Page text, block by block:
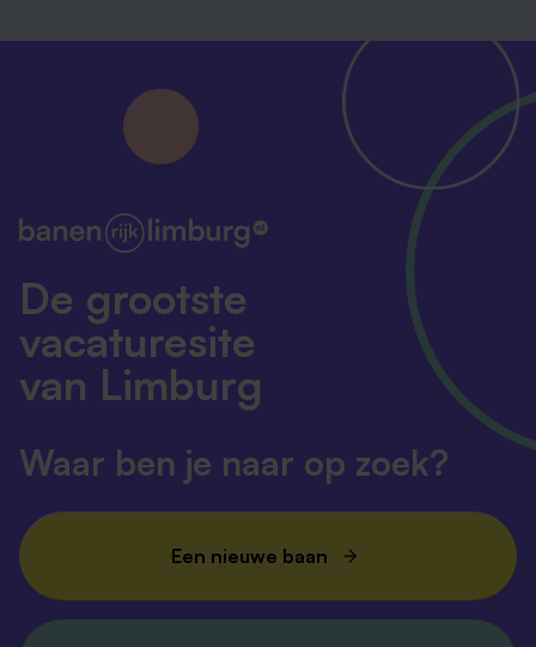
De grootste
vacaturesite
van Limburg
Waar ben je naar op zoek?
Een nieuwe baan